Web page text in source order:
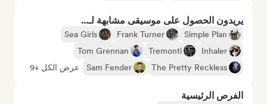
يريدون الحصول على موسيقى مشابهة لـ...
Simple Plan
Frank Turner
Sea Girls
Inhaler
Tremonti
Tom Grennan
The Pretty Reckless
Sam Fender عرض الكل +9
الفرص الرئيسية